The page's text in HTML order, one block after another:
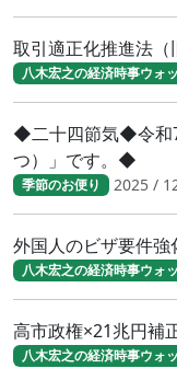
取引適正化推進法（
八木宏之の経済時事ウォ
◆二十四節気◆令和
つ）」です。◆
季節のお便り 2025 /
外国人のビザ要件
八木宏之の経済時事ウォ
高市政権×21兆円補
八木宏之の経済時事ウォ